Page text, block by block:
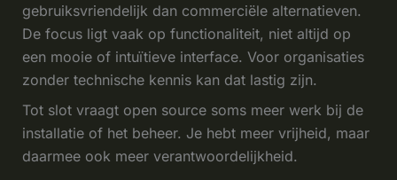
gebruiksvriendelijk dan commerciële alternatieven.
De focus ligt vaak op functionaliteit, niet altijd op
een mooie of intuïtieve interface. Voor organisaties
zonder technische kennis kan dat lastig zijn.
Tot slot vraagt open source soms meer werk bij de
installatie of het beheer. Je hebt meer vrijheid, maar
daarmee ook meer verantwoordelijkheid.